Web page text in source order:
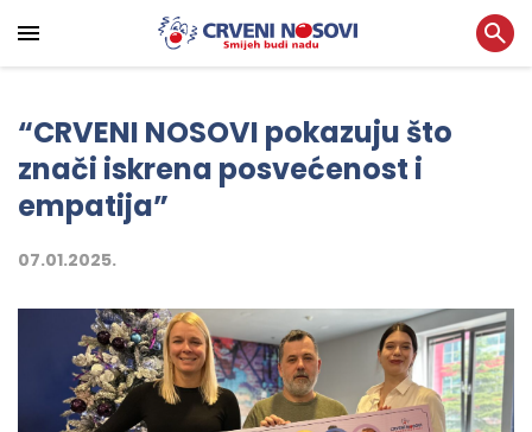
“CRVENI NOSOVI pokazuju što
znači iskrena posvećenost i
empatija”
07.01.2025.